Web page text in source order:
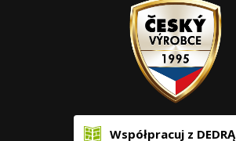
Współpracuj z DEDRĄ